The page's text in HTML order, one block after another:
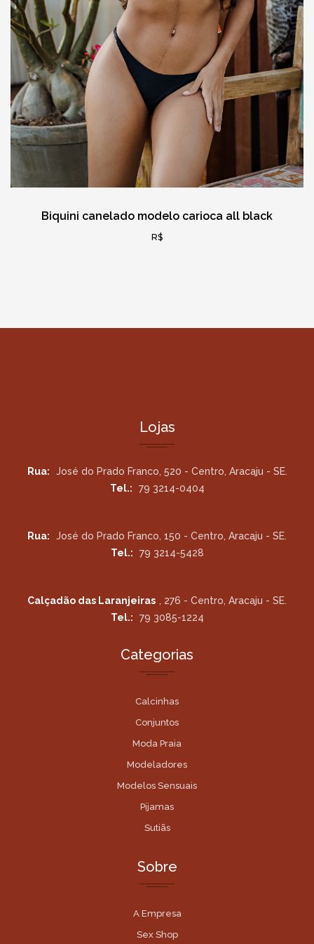
Biquini canelado modelo carioca all black
R$
Lojas
Rua:
José do Prado Franco, 520 - Centro, Aracaju - SE.
Tel.:
79 3214-0404
Rua:
José do Prado Franco, 150 - Centro, Aracaju - SE.
Tel.:
79 3214-5428
Calçadão das Laranjeiras , 276 - Centro, Aracaju - SE.
Tel.:
79 3085-1224
Categorias
Calcinhas
Conjuntos
Moda Praia
Modeladores
Modelos Sensuais
Pijamas
Sutiãs
Sobre
A Empresa
Sex Shop